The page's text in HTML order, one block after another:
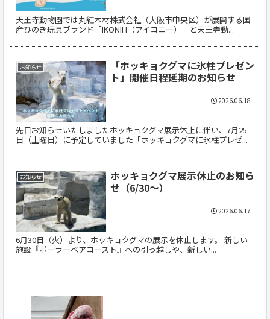
天王寺動物園では丸紅木材株式会社（大阪市中央区）が展開する国
産ひのき玩具ブランド「IKONIH（アイコニー）」と天王寺動...
お知らせ
「ホッキョクグマに氷柱プレゼン
ト」開催日程延期のお知らせ
先日お知らせいたしましたホッキョクグマ展示休止に伴い、7月25
日（土曜日）に予定していました「ホッキョクグマに氷柱プレゼ...
2026.06.18
お知らせ
ホッキョクグマ展示休止のお知ら
せ（6/30～）
6月30日（火）より、ホッキョクグマの展示を休止します。 新しい
施設『ポーラーベアコースト』への引っ越しや、新しい...
2026.06.17